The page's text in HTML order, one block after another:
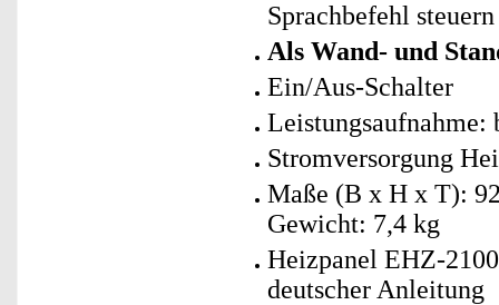
Sprachbefehl steuern
Als Wand- und
Ein/Aus-Schalter
Leistungsaufnahme:
Stromversorgung
Maße (B x H x T):
Gewicht: 7,4 kg
Heizpanel EHZ-
deutscher Anleitung